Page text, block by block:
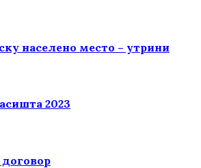
населено место – утрини
2023